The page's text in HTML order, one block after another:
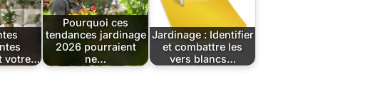
votre…
Pourquoi ces
tendances jardinage
2026 pourraient
ne…
Jardinage : Identifier
et combattre les
vers blancs…